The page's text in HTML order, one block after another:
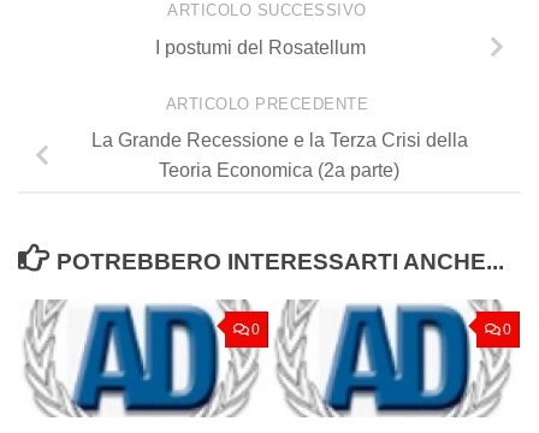
ARTICOLO SUCCESSIVO
I postumi del Rosatellum
ARTICOLO PRECEDENTE
La Grande Recessione e la Terza Crisi della
Teoria Economica (2a parte)
POTREBBERO INTERESSARTI ANCHE...
0 0